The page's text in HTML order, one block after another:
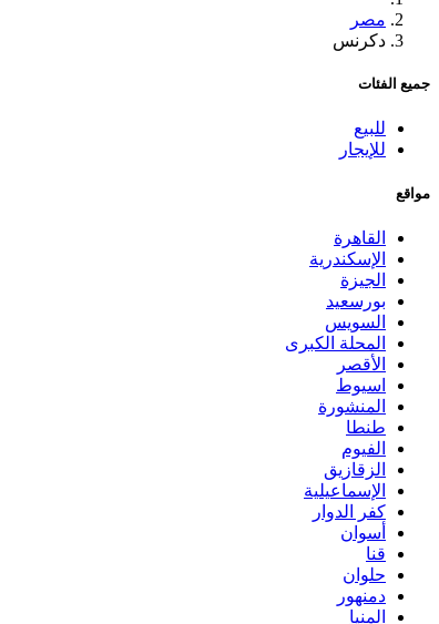
مصر
دكرنس
جميع الفئات
للبيع
للإيجار
مواقع
القاهرة
الإسكندرية
الجيزة
بورسعيد
السويس
المحلة الكبرى
الأقصر
اسيوط
المنشورة
طنطا
الفيوم
الزقازيق
الإسماعيلية
كفر الدوار
أسوان
قنا
حلوان
دمنهور
المنيا